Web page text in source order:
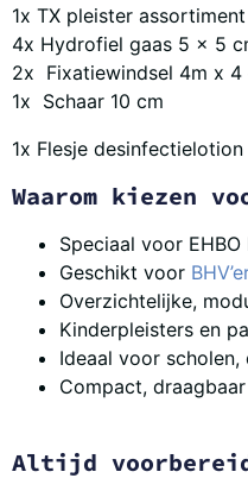
1x TX pleister
4x Hydrofiel gaas 5 x 5
2x Fixatiewindsel 4m x 4
1x Schaar 10 cm
1x Flesje
Waarom kiezen
Speciaal voor
Geschikt voor
Overzichtelijke,
Kinderpleisters en
Ideaal voor
Compact,
Altijd